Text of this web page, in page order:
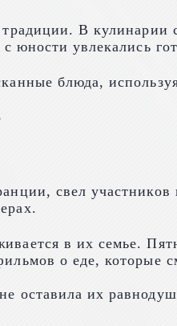
традиции. В
юности увлекались
блюда,
свел
в их семье.
о еде, которые
оставила их